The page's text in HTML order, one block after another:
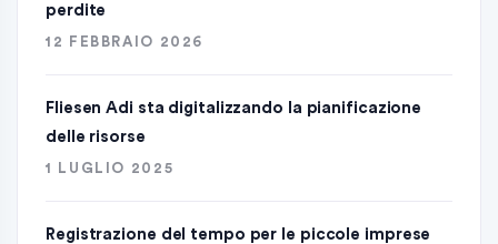
perdite
12 FEBBRAIO 2026
Fliesen Adi sta digitalizzando la pianificazione
delle risorse
1 LUGLIO 2025
Registrazione del tempo per le piccole imprese